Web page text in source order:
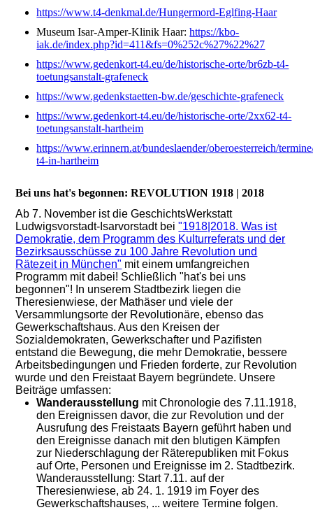
https://www.t4-denkmal.de/Hungermord-Eglfing-Haar
Museum Isar-Amper-Klinik Haar:https://kbo-
iak.de/index.php?id=411&fs=0%252c%27%22%27
https://www.gedenkort-t4.eu/de/historische-orte/br6zb-t4-
toetungsanstalt-grafeneck
https://www.gedenkstaetten-bw.de/geschichte-grafeneck
https://www.gedenkort-t4.eu/de/historische-orte/2xx62-t4-
toetungsanstalt-hartheim
https://www.erinnern.at/bundeslaender/oberoesterreich/
t4-in-hartheim
Bei uns hat's begonnen: REVOLUTION 1918 | 2018
Ab 7. November ist dieGeschichtsWerkstatt
Ludwigsvorstadt-Isarvorstadtbei"1918|2018. Was ist
Demokratie, dem Programm des Kulturreferats und der
Bezirksausschüsse zu 100 Jahre Revolution und
Rätezeit in München" mit einem umfangreichen
Programm mit dabei! Schließlich "hat's bei uns
begonnen"! In unserem Stadtbezirk liegen die
Theresienwiese, der Mathäser und viele der
Versammlungsorte der Revolutionäre, ebenso das
Gewerkschaftshaus. Aus den Kreisen der
Sozialdemokraten, Gewerkschafter und Pazifisten
entstand die Bewegung, die mehr Demokratie, bessere
Arbeitsbedingungen und Frieden forderte, zur Revolution
wurde und den Freistaat Bayern begründete. Unsere
Beiträge umfassen:
Wanderausstellung mit Chronologie des 7.11.1918,
den Ereignissen davor, die zur Revolution und der
Ausrufung des Freistaats Bayern geführt haben und
den Ereignisse danach mit den blutigen Kämpfen
zur Niederschlagung der Räterepubliken mit Fokus
auf Orte, Personen und Ereignisse im 2. Stadtbezirk.
Wanderausstellung: Start 7.11. auf der
Theresienwiese, ab 24. 1. 1919 im Foyer des
Gewerkschaftshauses, ... weitere Termine folgen.